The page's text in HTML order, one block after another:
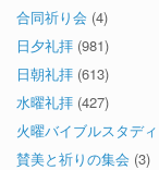
合同祈り会 (4)
日夕礼拝 (981)
日朝礼拝 (613)
水曜礼拝 (427)
火曜バイブルスタディ
賛美と祈りの集会 (3)